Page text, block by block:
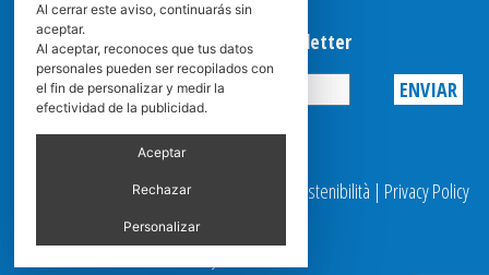
Suscribirse a la Newsletter
Privacy
© 2025 Spasciani |Codice Etico Report Sostenibilità | Privacy Policy
Al cerrar este aviso, continuarás sin
aceptar.
Al aceptar, reconoces que tus datos
personales pueden ser recopilados con
el fin de personalizar y medir la
efectividad de la publicidad.
Aceptar
Rechazar
Personalizar